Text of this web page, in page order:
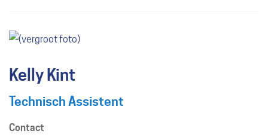
Kelly Kint
Technisch Assistent
Contact